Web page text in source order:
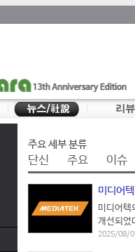
주요 세부 분류
단신 주요 이슈
미디어
미디어
개선되었
2025/08/